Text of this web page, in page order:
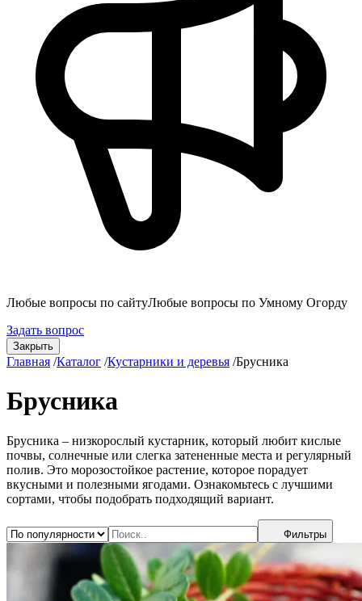
Любые вопросы по сайтуЛюбые вопросы по Умному Огорду
Задать вопрос
Закрыть
Главная /Каталог /Кустарники и деревья /Брусника
Брусника
Брусника – низкорослый кустарник, который любит кислые
почвы, солнечные или слегка затененные места и регулярный
полив. Это морозостойкое растение, которое порадует
вкусными и полезными ягодами. Ознакомьтесь с лучшими
сортами, чтобы подобрать подходящий вариант.
Фильтры